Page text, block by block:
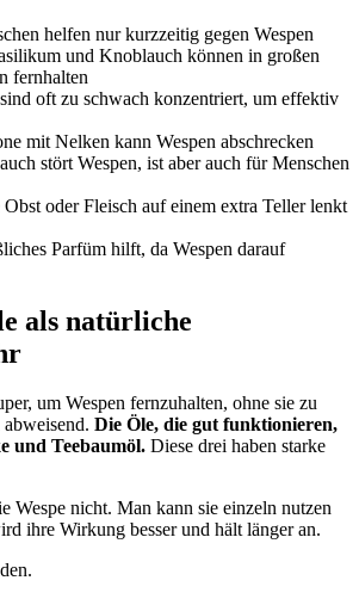
helfen nur kurzzeitig gegen Wespen
und Knoblauch können in großen
fernhalten
oft zu schwach konzentriert, um effektiv
mit Nelken kann Wespen abschrecken
stört Wespen, ist aber auch für Menschen
oder Fleisch auf einem extra Teller lenkt
Parfüm hilft, da Wespen darauf
als natürliche
um Wespen fernzuhalten, ohne sie zu
Die Öle, die gut funktionieren,
und Teebaumöl. Diese drei haben starke
Wespe nicht. Man kann sie einzeln nutzen
ihre Wirkung besser und hält länger an.